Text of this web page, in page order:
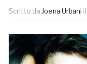
Scritto da Joena Urbani il